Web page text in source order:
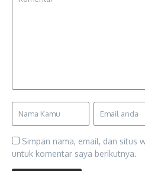
Simpan nama, email, dan situs
untuk komentar saya berikutnya.